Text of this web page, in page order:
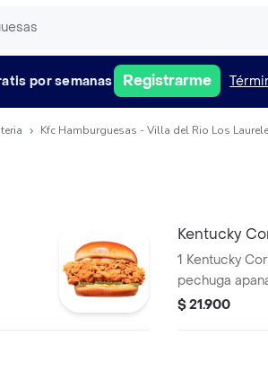
por semanas Registrarme
Kfc Hamburguesas - Villa del Rio Los
Kentucky
1 Kentucky
pechuga apanado, Ensalada Coleslaw,
BBQ y
$ 21.900